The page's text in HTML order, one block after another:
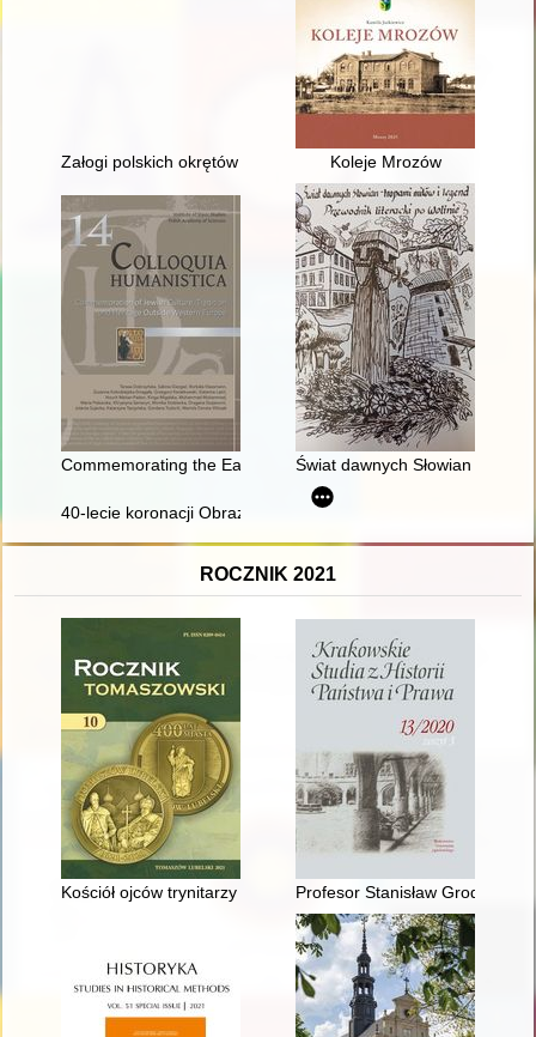
Załogi polskich okrętów podwodnych. Cz. 2Koleje Mrozów
Commemorating the Eastern European Jewish past through
Świat dawnych Słowian -
40-lecie koronacji Obrazu Matki Bożej Płonkowskiej w Płonce
ROCZNIK 2021
Kościół ojców trynitarzy w Tomaszowie Lubelskim
Profesor Stanisław Grodziski